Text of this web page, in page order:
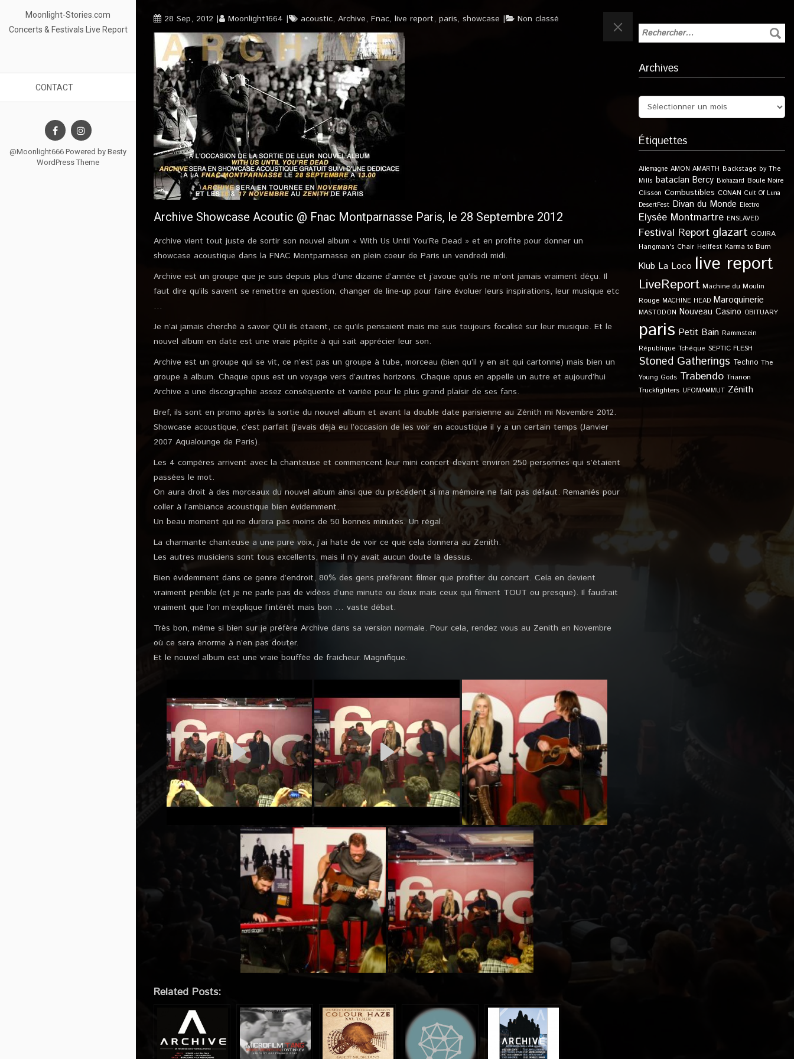
Moonlight-Stories.com
Concerts & Festivals Live Report
CONTACT
@Moonlight666 Powered by Besty
WordPress Theme
28 Sep, 2012 Moonlight1664 acoustic, Archive, Fnac, live report, paris, showcase Non classé
Archive Showcase Acoutic @ Fnac Montparnasse Paris, le 28 Septembre 2012
Archive vient tout juste de sortir son nouvel album « With Us Until You’Re Dead » et en profite pour donner un
showcase acoustique dans la FNAC Montparnasse en plein coeur de Paris un vendredi midi.
Archive est un groupe que je suis depuis plus d’une dizaine d’année et j’avoue qu’ils ne m’ont jamais vraiment déçu. Il
faut dire qu’ils savent se remettre en question, changer de line-up pour faire évoluer leurs inspirations, leur musique etc
…
Je n’ai jamais cherché à savoir QUI ils étaient, ce qu’ils pensaient mais me suis toujours focalisé sur leur musique. Et le
nouvel album en date est une vraie pépite à qui sait apprécier leur son.
Archive est un groupe qui se vit, ce n’est pas un groupe à tube, morceau (bien qu’il y en ait qui cartonne) mais bien un
groupe à album. Chaque opus est un voyage vers d’autres horizons. Chaque opus en appelle un autre et aujourd’hui
Archive a une discographie assez conséquente et variée pour le plus grand plaisir de ses fans.
Bref, ils sont en promo après la sortie du nouvel album et avant la double date parisienne au Zénith mi Novembre 2012.
Showcase acoustique, c’est parfait (j’avais déjà eu l’occasion de les voir en acoustique il y a un certain temps (Janvier
2007 Aqualounge de Paris).
Les 4 compères arrivent avec la chanteuse et commencent leur mini concert devant environ 250 personnes qui s’étaient
passées le mot.
On aura droit à des morceaux du nouvel album ainsi que du précédent si ma mémoire ne fait pas défaut. Remaniés pour
coller à l’ambiance acoustique bien évidemment.
Un beau moment qui ne durera pas moins de 50 bonnes minutes. Un régal.
La charmante chanteuse a une pure voix, j’ai hate de voir ce que cela donnera au Zenith.
Les autres musiciens sont tous excellents, mais il n’y avait aucun doute là dessus.
Bien évidemment dans ce genre d’endroit, 80% des gens préfèrent filmer que profiter du concert. Cela en devient
vraiment pénible (et je ne parle pas de vidéos d’une minute ou deux mais ceux qui filment TOUT ou presque). Il faudrait
vraiment que l’on m’explique l’intérêt mais bon … vaste débat.
Très bon, même si bien sur je préfère Archive dans sa version normale. Pour cela, rendez vous au Zenith en Novembre
où ce sera énorme à n’en pas douter.
Et le nouvel album est une vraie bouffée de fraicheur. Magnifique.
Related Posts:
Archives
Étiquettes
Allemagne AMON AMARTH Backstage by The
Mills bataclan Bercy Biohazard Boule Noire
Clisson Combustibles CONAN Cult Of Luna
DesertFest Divan du Monde Electro
Elysée Montmartre ENSLAVED
Festival Report glazart GOJIRA
Hangman's Chair Hellfest Karma to Burn
Klub La Loco live report
LiveReport Machine du Moulin
Rouge MACHINE HEAD Maroquinerie
MASTODON Nouveau Casino OBITUARY
paris Petit Bain Rammstein
République Tchèque SEPTIC FLESH
Stoned Gatherings Techno The
Young Gods Trabendo Trianon
Truckfighters UFOMAMMUT Zénith